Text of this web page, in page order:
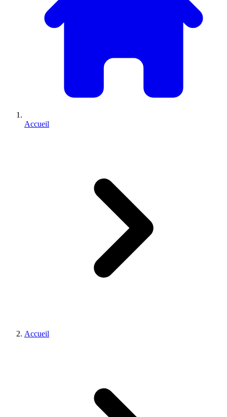
Accueil
Accueil